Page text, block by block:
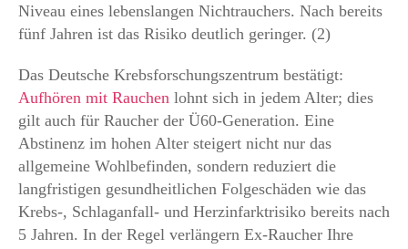
Niveau eines lebenslangen Nichtrauchers. Nach bereits
fünf Jahren ist das Risiko deutlich geringer. (2)
Das Deutsche Krebsforschungszentrum bestätigt:
Aufhören mit Rauchen lohnt sich in jedem Alter; dies
gilt auch für Raucher der Ü60-Generation. Eine
Abstinenz im hohen Alter steigert nicht nur das
allgemeine Wohlbefinden, sondern reduziert die
langfristigen gesundheitlichen Folgeschäden wie das
Krebs-, Schlaganfall- und Herzinfarktrisiko bereits nach
5 Jahren. In der Regel verlängern Ex-Raucher Ihre